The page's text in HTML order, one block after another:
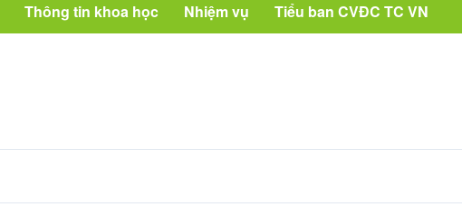
Thông tin khoa học Nhiệm vụ Tiểu ban CVĐC TC VN